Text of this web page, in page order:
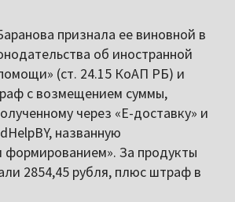
признала ее виновной в
об иностранной
(ст. 24.15 КоАП РБ) и
с возмещением суммы,
через «Е-доставку» и
названную
формированием». За продукты
2854,45 рубля, плюс штраф в